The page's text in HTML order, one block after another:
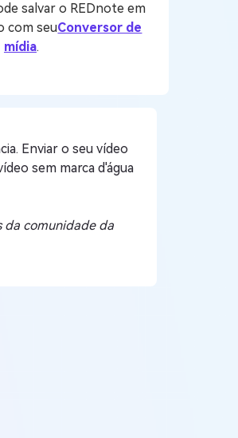
salvar o REDnote em
com seuConversor de
mídia.
Enviar o seu vídeo
sem marca d'água
da comunidade da